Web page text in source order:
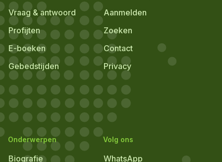
Vraag & antwoord
Profijten
E-boeken
Gebedstijden
Aanmelden
Zoeken
Contact
Privacy
Onderwerpen
Biografie
Volg ons
WhatsApp